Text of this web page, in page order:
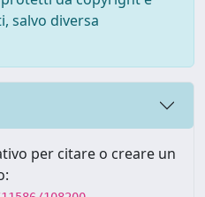
salvo diversa
per citare o creare un